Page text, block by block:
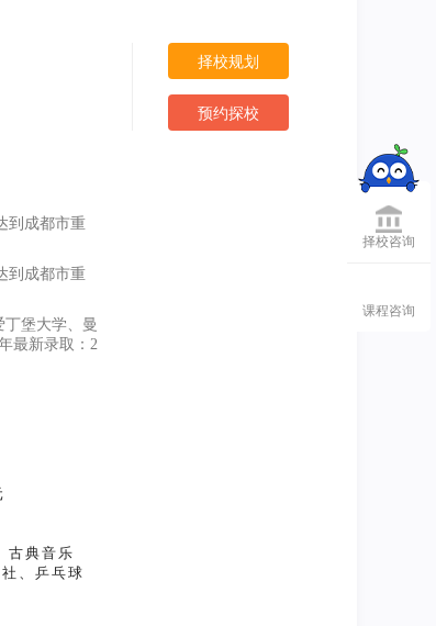
到成都市重
到成都市重
堡大学、曼
最新录取：2
古典音乐
、乒乓球
择校规划
预约探校
择校咨询
课程咨询